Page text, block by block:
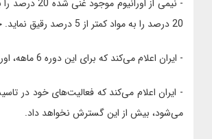
20 درصد را به مواد کمتر از 5 درصد رقیق نماید. خط برگشت پذیر نیز وجود نداشته باشد.
- ایران اعلام می‌کند که برای این دوره 6 ماهه، اورانیوم را به سطح بالاتر از 5 درصد غنی سازی نکند.
می‌شود، بیش از این گسترش نخواهد داد.